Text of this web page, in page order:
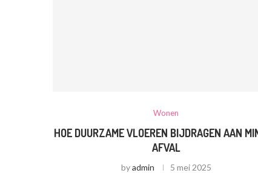
Wonen
HOE DUURZAME VLOEREN BIJDRAGEN AAN
AFVAL
byadmin 5 mei 2025